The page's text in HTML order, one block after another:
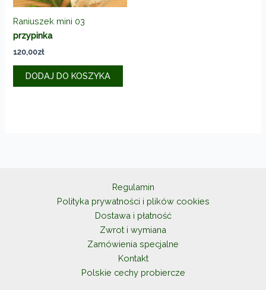
Raniuszek mini 03
przypinka
120,00zł
DODAJ DO KOSZYKA
Regulamin
Polityka prywatności i plików cookies
Dostawa i płatność
Zwrot i wymiana
Zamówienia specjalne
Kontakt
Polskie cechy probiercze